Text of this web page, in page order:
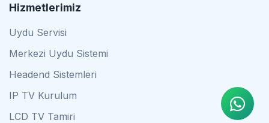
Hizmetlerimiz
Uydu Servisi
Merkezi Uydu Sistemi
Headend Sistemleri
IP TV Kurulum
LCD TV Tamiri